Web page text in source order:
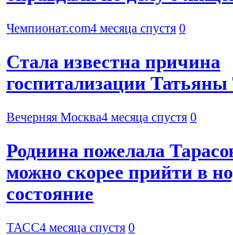
Чемпионат.com4 месяца спустя 0
Стала известна причина
госпитализации Татьяны
Вечерняя Москва4 месяца спустя 0
Роднина пожелала
можно скорее прийти в
состояние
ТАСС4 месяца спустя 0